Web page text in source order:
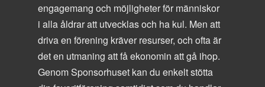
engagemang och möjligheter för människor
i alla åldrar att utvecklas och ha kul. Men att
driva en förening kräver resurser, och ofta är
det en utmaning att få ekonomin att gå ihop.
Genom Sponsorhuset kan du enkelt stötta